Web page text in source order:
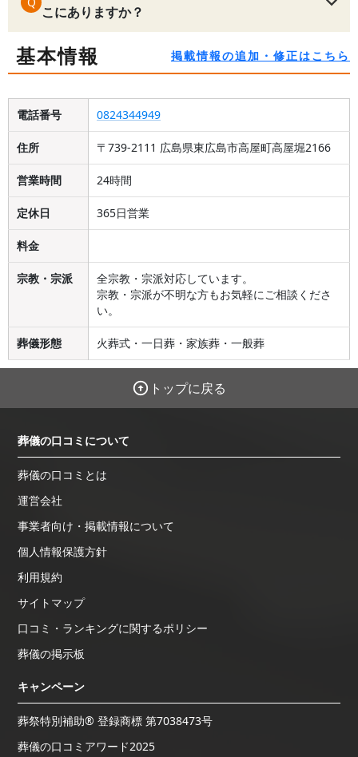
こにありますか？
基本情報 掲載情報の追加・修正はこちら
電話番号 0824344949
住所 〒739-2111 広島県東広島市高屋町高屋堀2166
営業時間 24時間
定休日 365日営業
料金
宗教・宗派
全宗教・宗派対応しています。
宗教・宗派が不明な方もお気軽にご相談くださ
い。
葬儀形態 火葬式・一日葬・家族葬・一般葬
トップに戻る
葬儀の口コミについて
葬儀の口コミとは
運営会社
事業者向け・掲載情報について
個人情報保護方針
利用規約
サイトマップ
口コミ・ランキングに関するポリシー
葬儀の掲示板
キャンペーン
葬祭特別補助® 登録商標 第7038473号
葬儀の口コミアワード2025